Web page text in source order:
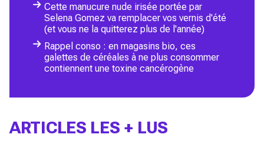
Cette manucure nude irisée portée par
Selena Gomez va remplacer vos vernis d'été
(et vous ne la quitterez plus de l'année)
Rappel conso : en magasins bio, ces
galettes de céréales à ne plus consommer
contiennent une toxine cancérogène
ARTICLES LES + LUS